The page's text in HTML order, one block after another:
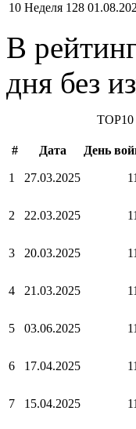
10 Неделя 128
В
дня без
TOP10
#
Дата День
1 27.03.2025
2 22.03.2025
3 20.03.2025
4 21.03.2025
5 03.06.2025
6 17.04.2025
7 15.04.2025